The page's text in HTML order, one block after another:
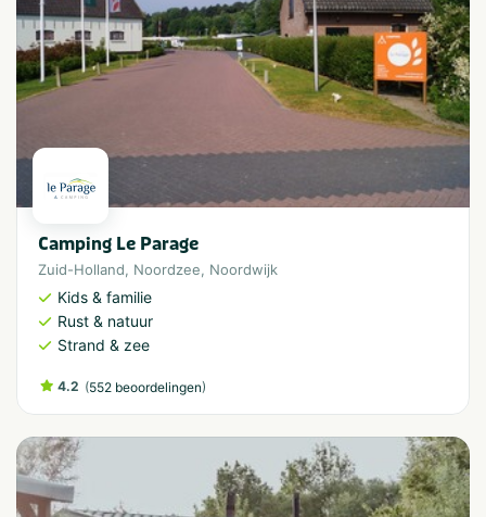
Camping Le Parage
Zuid-Holland, Noordzee, Noordwijk
Kids & familie
Rust & natuur
Strand & zee
4.2 (552 beoordelingen)